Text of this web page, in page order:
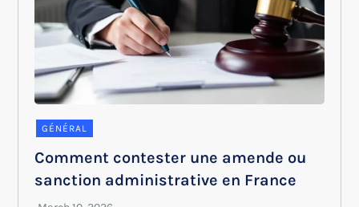
GÉNÉRAL
Comment contester une amende ou
sanction administrative en France